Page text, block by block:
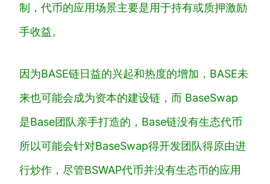
制，代币的应用场景主要是用于持有或质押激励
手收益。
因为BASE链日益的兴起和热度的增加，BASE未
来也可能会成为资本的建设链，而 BaseSwap
是Base团队亲手打造的，Base链没有生态代币
所以可能会针对BaseSwap得开发团队得原由进
行炒作，尽管BSWAP代币并没有生态币的应用